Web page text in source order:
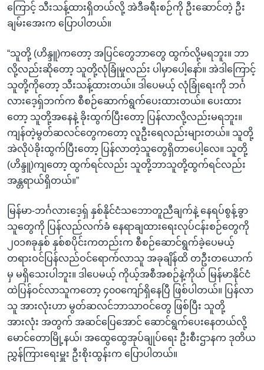
ကြောင့် သီးသန့်ထားရှိတယ်လို့ အဲဒီခရီးစဉ်ကို ဦးဆောင်တဲ့ ဦး
ချမ်းအေးက ပြောပါတယ်။
“သူတို့ (ဟိန္ဒူ)ကတော့ အပြင်တွေဘာတွေ ထွက်လို့မရဘူး။ ဘာ
လို့လည်းဆိုတော့ သူတို့လုံခြုံမှုလည်း ပါမှာပေါ့နော်။ အဲဒါကြောင့်
သူတို့ကိုတော့ သီးသန့်ထားတယ်။ ဒါပေမယ့် လုံခြုံရေးကို ဘင်္ဂ
လားဒေ့ရှ်ဘက်က စီစဉ်ဆောက်ရွက်ပေးထားတယ်။ ပေးထား
တော့ သူတို့အနေနဲ့ ခိုးထွက်ပြီးတော့ ပြန်လာလို့လည်းမရဘူး။
ကျန်တဲ့မွတ်ဆလင်တွေကတော့ လူဦးရေလည်းများတယ်။ သူတို့
အဲလိုပဲခိုးထွက်ပြီးတော့ ပြန်လာတဲ့သူတွေရှိတာပေါ့လေ။ သူတို့
(ဟိန္ဒူ)ကျတော့ ထွက်ရင်လည်း သူတို့ဘာသူတို့ထွက်ရင်လည်း
အန္တရာယ်ရှိတယ်။”
မြန်မာ-ဘင်္ဂလားဒေ့ရှ် နှစ်နိုင်ငံသဘောတူညီချက်နဲ့ နေရပ်စွန့်ခွာ
သူတွေကို ပြန်လည်လက်ခံ နေရာချထားရေးလုပ်ငန်းစဉ်တွေကို
၂၀၁၈ခုနှစ် နှစ်စပိုင်းကတည်းက စီစဉ်ဆောင်ရွက်ခဲ့ပေမယ့်
တရားဝင်ပြန်လည်ဝင်ရောက်လာသူ အခုချိန်ထိ တဦးတယောက်
မှ မရှိသေးပါဘူး။ ဒါပေမယ့် ကိုယ့်အစီအစဉ်နဲ့ကိုယ် မြန်မာနိုင်ငံ
ထဲပြန်ဝင်လာသူကတော့ ၄၀၀ကျော်ရှိနေပြီ ဖြစ်ပါတယ်။ ပြန်လာ
သူ အားလုံးဟာ မွတ်ဆလင်ဘာသာဝင်တွေ ဖြစ်ပြီး သူတို့
အားလုံး အတွက် အဆင်ပြေအောင် ဆောင်ရွက်ပေးနေတယ်လို့
မောင်တောမြို့နယ်၊ အထွေထွေအုပ်ချုပ်ရေး ဦးစီးဌာနက ဒုတိယ
ညွှန်ကြားရေးမှူး ဦးစိုးထွန်းက ပြောပါတယ်။